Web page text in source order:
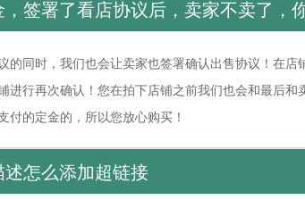
签署了看店协议后，卖家不卖了，
的同时，我们也会让卖家也签署确认出售协议！在
进行再次确认！您在拍下店铺之前我们也会和最后
付的定金的，所以您放心购买！
怎么添加超链接